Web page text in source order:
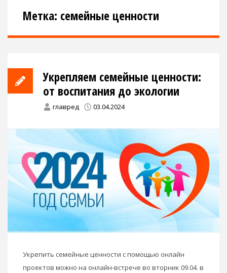
Метка: семейные ценности
Укрепляем семейные ценности:
от воспитания до экологии
главред 03.04.2024
Укрепить семейные ценности с помощью онлайн
проектов можно на онлайн-встрече во вторник 09.04. в